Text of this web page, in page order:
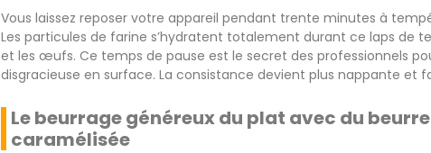
Vous laissez reposer votre appareil pendant trente minutes à
Les particules de farine s’hydratent totalement durant ce laps de
et les œufs. Ce temps de pause est le secret des professionnels
disgracieuse en surface. La consistance devient plus nappante et
Le beurrage généreux du plat avec du
caramélisée